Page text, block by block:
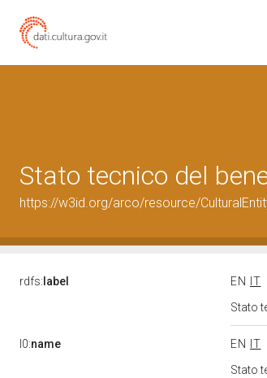
Stato tecnico del
https://w3id.org/arco/resource/
rdfs: label EN
IT
Stato
l0:name EN
IT
Stato